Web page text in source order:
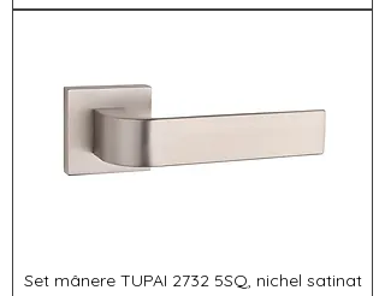
Set mânere TUPAI 2732 5SQ, nichel satinat